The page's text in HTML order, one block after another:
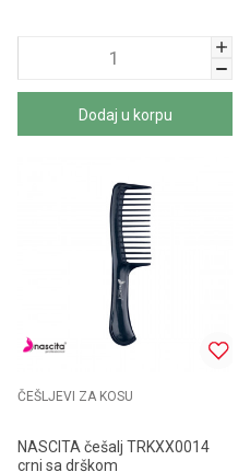
Dodaj u korpu
ČEŠLJEVI ZA KOSU
NASCITA češalj TRKXX0014
crni sa drškom